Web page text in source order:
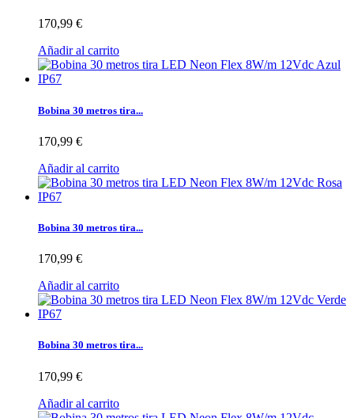
170,99 €
Añadir al carrito
Bobina 30 metros tira...
170,99 €
Añadir al carrito
Bobina 30 metros tira...
170,99 €
Añadir al carrito
Bobina 30 metros tira...
170,99 €
Añadir al carrito